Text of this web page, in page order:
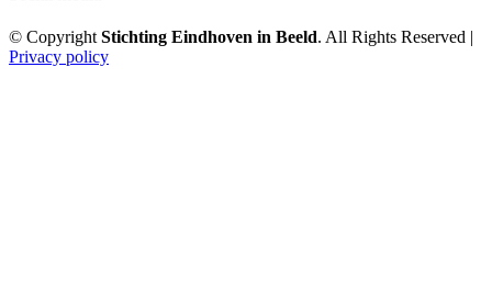
© Copyright Stichting Eindhoven in Beeld. All Rights Reserved |
Privacy policy